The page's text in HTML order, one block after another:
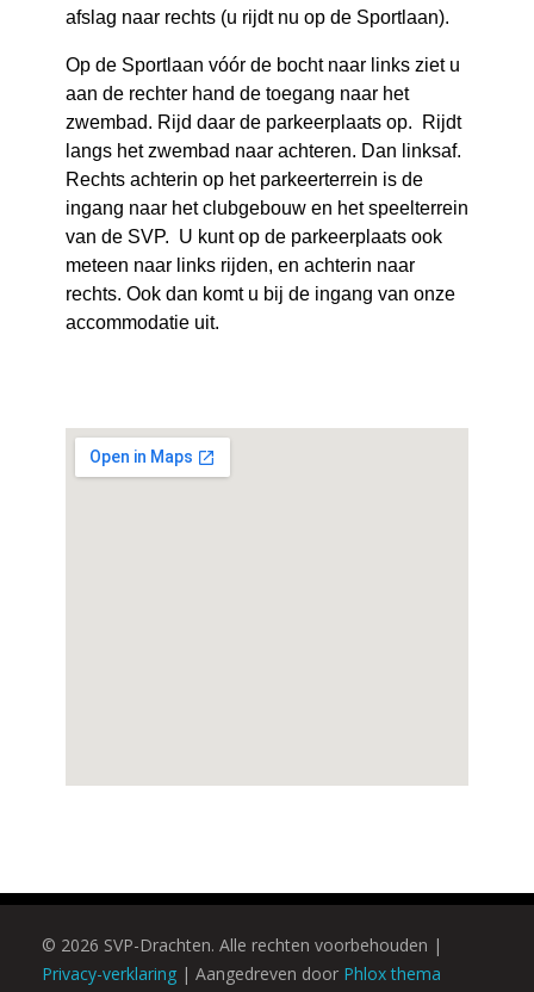
afslag naar rechts (u rijdt nu op de Sportlaan).
Op de Sportlaan vóór de bocht naar links ziet u
aan de rechter hand de toegang naar het
zwembad. Rijd daar de parkeerplaats op. Rijdt
langs het zwembad naar achteren. Dan linksaf.
Rechts achterin op het parkeerterrein is de
ingang naar het clubgebouw en het speelterrein
van de SVP. U kunt op de parkeerplaats ook
meteen naar links rijden, en achterin naar
rechts. Ook dan komt u bij de ingang van onze
accommodatie uit.
© 2026 SVP-Drachten. Alle rechten voorbehouden |
Privacy-verklaring | Aangedreven door Phlox thema